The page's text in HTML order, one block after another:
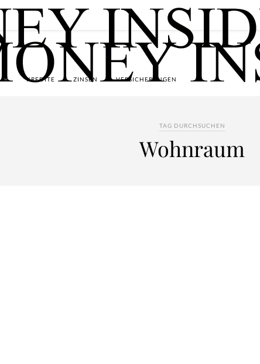
KREDITE ZINSEN VERSICHERUNGEN
TAG DURCHSUCHEN
Wohnraum